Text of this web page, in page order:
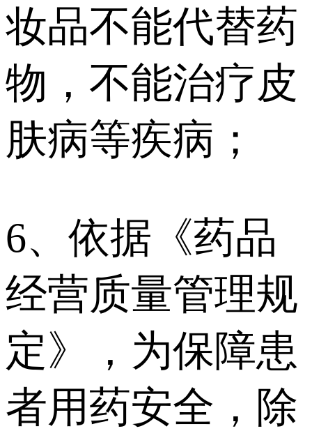
妆品不能代替药
物，不能治疗皮
肤病等疾病；
6、依据《药品
经营质量管理规
定》，为保障患
者用药安全，除